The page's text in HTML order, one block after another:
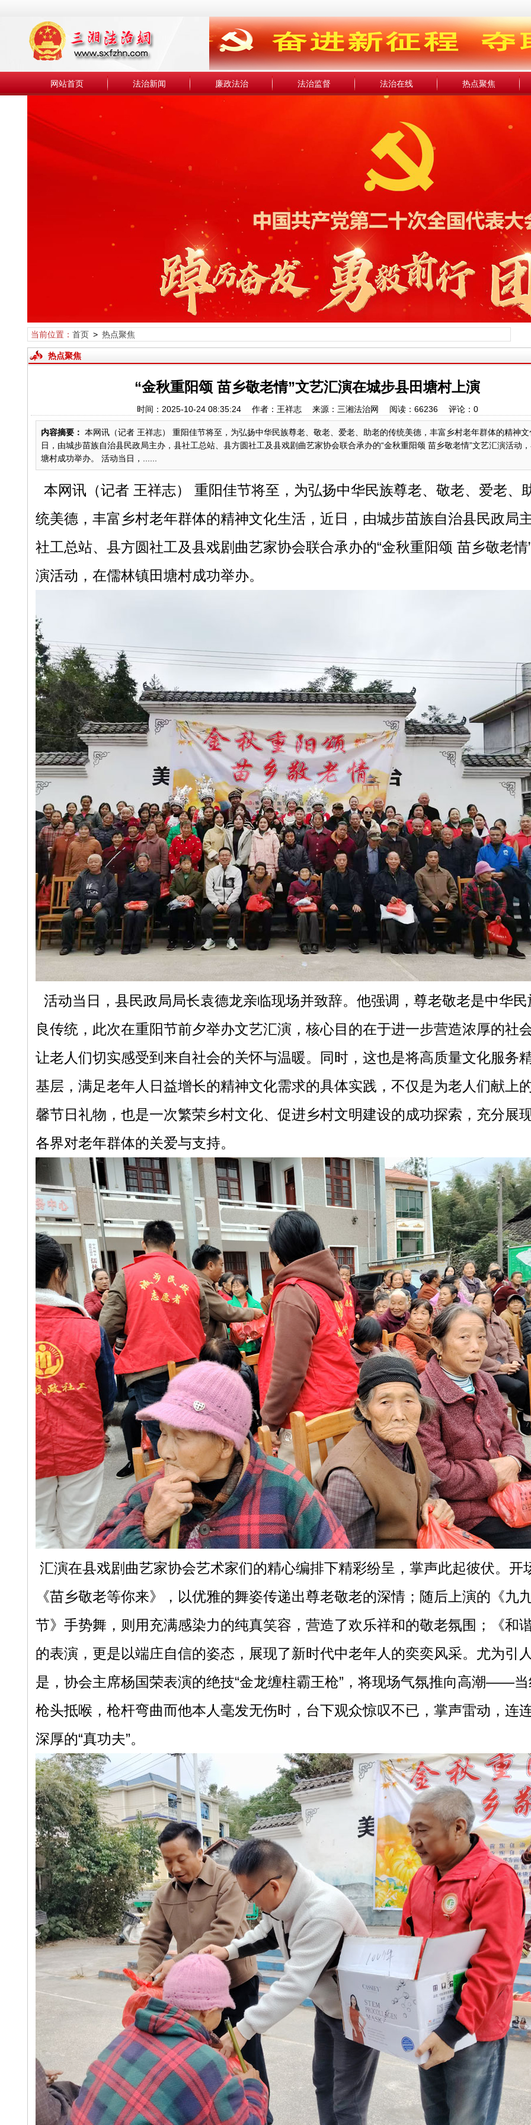
网站首页 法治新闻 廉政法治 法治监督 法治在线 热点聚焦
当前位置： 首页> 热点聚焦
热点聚焦
“金秋重阳颂 苗乡敬老情”文艺汇演在城步县田塘村上演
时间：2025-10-24 08:35:24 作者：王祥志 来源：三湘法治网 阅读： 66236评论： 0
内容摘要： 本网讯（记者 王祥志） 重阳佳节将至，为弘扬中华民族尊老、敬老、爱老、助老的传统美德，丰富乡村老年群体的精神
日，由城步苗族自治县民政局主办，县社工总站、县方圆社工及县戏剧曲艺家协会联合承办的“金秋重阳颂 苗乡敬老情”文艺汇演活动
塘村成功举办。 活动当日，......
本网讯（记者 王祥志） 重阳佳节将至，为弘扬中华民族尊老、敬老、爱老、
统美德，丰富乡村老年群体的精神文化生活，近日，由城步苗族自治县民政局
社工总站、县方圆社工及县戏剧曲艺家协会联合承办的“金秋重阳颂 苗乡敬老情
演活动，在儒林镇田塘村成功举办。
活动当日，县民政局局长袁德龙亲临现场并致辞。他强调，尊老敬老是中华民
良传统，此次在重阳节前夕举办文艺汇演，核心目的在于进一步营造浓厚的社
让老人们切实感受到来自社会的关怀与温暖。同时，这也是将高质量文化服务
基层，满足老年人日益增长的精神文化需求的具体实践，不仅是为老人们献上
馨节日礼物，也是一次繁荣乡村文化、促进乡村文明建设的成功探索，充分展
各界对老年群体的关爱与支持。
汇演在县戏剧曲艺家协会艺术家们的精心编排下精彩纷呈，掌声此起彼伏。开
《苗乡敬老等你来》，以优雅的舞姿传递出尊老敬老的深情；随后上演的《九
节》手势舞，则用充满感染力的纯真笑容，营造了欢乐祥和的敬老氛围；《和
的表演，更是以端庄自信的姿态，展现了新时代中老年人的奕奕风采。尤为引
是，协会主席杨国荣表演的绝技“金龙缠柱霸王枪”，将现场气氛推向高潮——
枪头抵喉，枪杆弯曲而他本人毫发无伤时，台下观众惊叹不已，掌声雷动，连
深厚的“真功夫”。